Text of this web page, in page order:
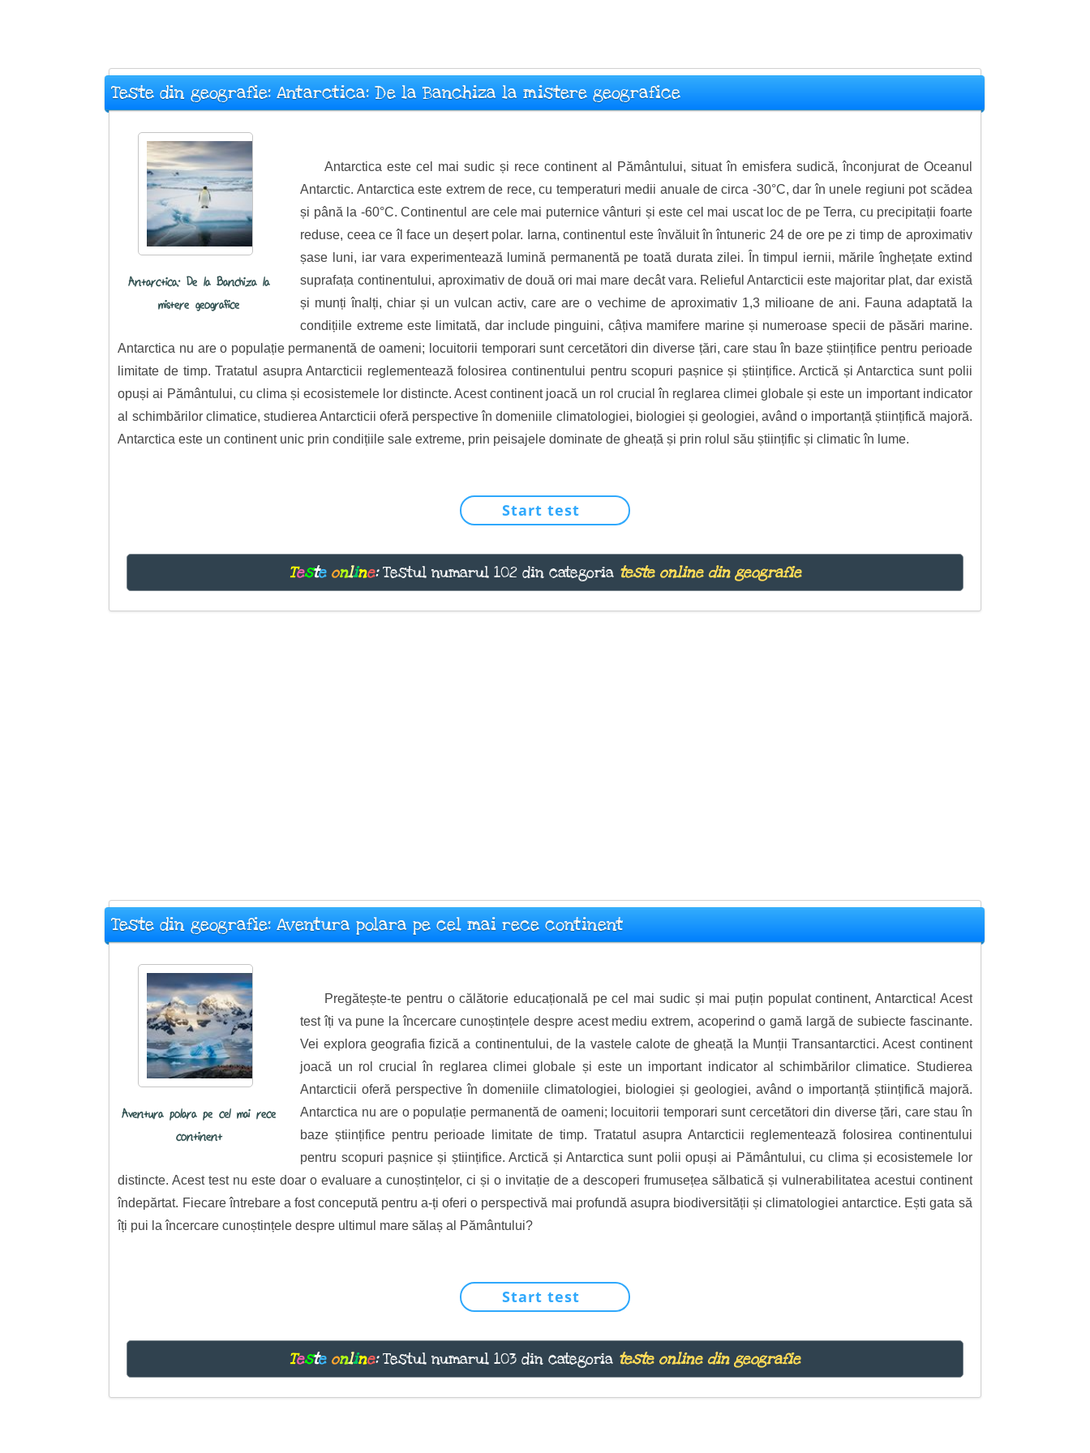
Teste din geografie: Antarctica: De la Banchiza la mistere geografice
Antarctica: De la Banchiza la
mistere geografice
Antarctica este cel mai sudic și rece continent al Pământului, situat în emisfera sudică, înconjurat de Oceanul
Antarctic. Antarctica este extrem de rece, cu temperaturi medii anuale de circa -30°C, dar în unele regiuni pot scădea
și până la -60°C. Continentul are cele mai puternice vânturi și este cel mai uscat loc de pe Terra, cu precipitații foarte
reduse, ceea ce îl face un deșert polar. Iarna, continentul este învăluit în întuneric 24 de ore pe zi timp de aproximativ
șase luni, iar vara experimentează lumină permanentă pe toată durata zilei. În timpul iernii, mările înghețate extind
suprafața continentului, aproximativ de două ori mai mare decât vara. Relieful Antarcticii este majoritar plat, dar există
și munți înalți, chiar și un vulcan activ, care are o vechime de aproximativ 1,3 milioane de ani. Fauna adaptată la
condițiile extreme este limitată, dar include pinguini, câțiva mamifere marine și numeroase specii de păsări marine.
Antarctica nu are o populație permanentă de oameni; locuitorii temporari sunt cercetători din diverse țări, care stau în baze științifice pentru perioade
limitate de timp. Tratatul asupra Antarcticii reglementează folosirea continentului pentru scopuri pașnice și științifice. Arctică și Antarctica sunt polii
opuși ai Pământului, cu clima și ecosistemele lor distincte. Acest continent joacă un rol crucial în reglarea climei globale și este un important indicator
al schimbărilor climatice, studierea Antarcticii oferă perspective în domeniile climatologiei, biologiei și geologiei, având o importanță științifică majoră.
Antarctica este un continent unic prin condițiile sale extreme, prin peisajele dominate de gheață și prin rolul său științific și climatic în lume.
Start test
Teste online:Testul numarul 102 din categoria teste online din geografie
Teste din geografie: Aventura polara pe cel mai rece continent
Aventura polara pe cel mai rece
continent
Pregătește-te pentru o călătorie educațională pe cel mai sudic și mai puțin populat continent, Antarctica! Acest
test îți va pune la încercare cunoștințele despre acest mediu extrem, acoperind o gamă largă de subiecte fascinante.
Vei explora geografia fizică a continentului, de la vastele calote de gheață la Munții Transantarctici. Acest continent
joacă un rol crucial în reglarea climei globale și este un important indicator al schimbărilor climatice. Studierea
Antarcticii oferă perspective în domeniile climatologiei, biologiei și geologiei, având o importanță științifică majoră.
Antarctica nu are o populație permanentă de oameni; locuitorii temporari sunt cercetători din diverse țări, care stau în
baze științifice pentru perioade limitate de timp. Tratatul asupra Antarcticii reglementează folosirea continentului
pentru scopuri pașnice și științifice. Arctică și Antarctica sunt polii opuși ai Pământului, cu clima și ecosistemele lor
distincte. Acest test nu este doar o evaluare a cunoștințelor, ci și o invitație de a descoperi frumusețea sălbatică și vulnerabilitatea acestui continent
îndepărtat. Fiecare întrebare a fost concepută pentru a-ți oferi o perspectivă mai profundă asupra biodiversității și climatologiei antarctice. Ești gata să
îți pui la încercare cunoștințele despre ultimul mare sălaș al Pământului?
Start test
Teste online:Testul numarul 103 din categoria teste online din geografie